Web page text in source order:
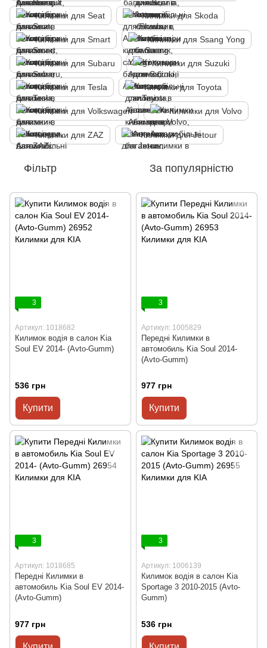
Килимки для Seat Килимки для Skoda
Килимки для Smart Килимки для Ssang Yong
Килимки для Subaru Килимки для Suzuki
Килимки для Tesla Килимки для Toyota
Килимки для Volkswagen Килимки для Volvo
Килимки для ZAZ Килимки для Jetour
Фільтр За популярністю
3
Артикул: 1018682
Килимок водія в салон Kia
Soul EV 2014- (Avto-Gumm)
536 грн
Купити
3
Артикул: 1005829
Передні Килимки в
автомобиль Kia Soul 2014-
(Avto-Gumm)
977 грн
Купити
3
Артикул: 1018685
Передні Килимки в
автомобиль Kia Soul EV 2014-
(Avto-Gumm)
977 грн
3
Артикул: 1006139
Килимок водія в салон Kia
Sportage 3 2010-2015 (Avto-
Gumm)
536 грн